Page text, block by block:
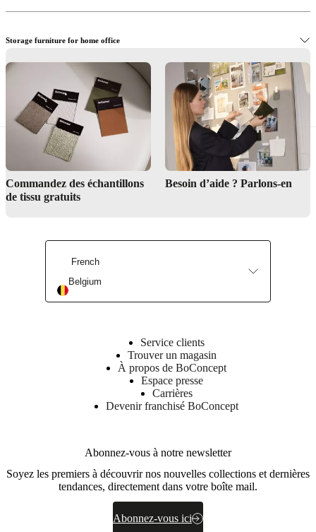
challenge but all our stores have professional interior designers at
Storage furniture for home office
Meubles de rangement pour entrée
Commandez des échantillons
de tissu gratuits
Besoin d’aide ? Parlons-en
French
Belgium
Service clients
Trouver un magasin
À propos de BoConcept
Espace presse
Carrières
Devenir franchisé BoConcept
Abonnez-vous à notre newsletter
Soyez les premiers à découvrir nos nouvelles collections et dernières
tendances, directement dans votre boîte mail.
Abonnez-vous ici